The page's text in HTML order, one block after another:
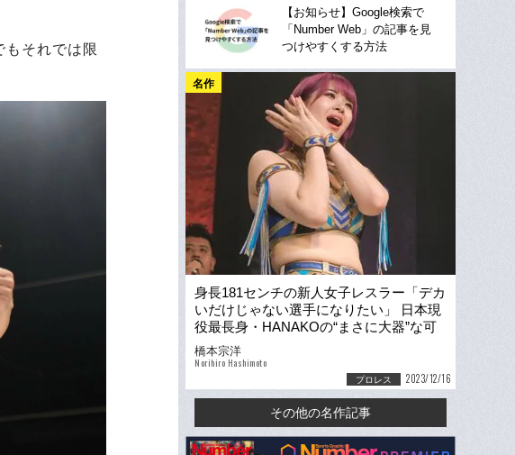
もそれでは限
【お知らせ】Google検索で
「Number Web」の記事を見
つけやすくする方法
名作
身長181センチの新人女子レスラー「デカ
いだけじゃない選手になりたい」 日本現
役最長身・HANAKOの“まさに大器”な可
能性
橋本宗洋
Norihiro Hashimoto
プロレス 2023/12/16
その他の名作記事